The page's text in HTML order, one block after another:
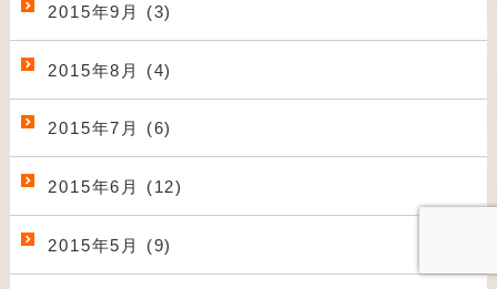
2015年9月 (3)
2015年8月 (4)
2015年7月 (6)
2015年6月 (12)
2015年5月 (9)